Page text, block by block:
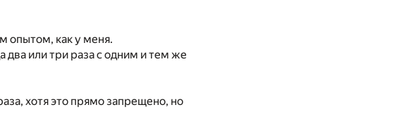
опытом, как у меня.
два или три раза с одним и тем же
хотя это прямо запрещено, но